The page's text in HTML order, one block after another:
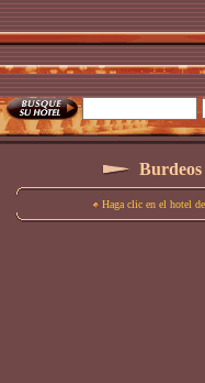
Haga clic en el hotel